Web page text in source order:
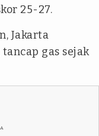
25-27.
Jakarta
gas sejak